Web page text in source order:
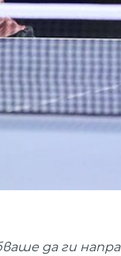
да ги